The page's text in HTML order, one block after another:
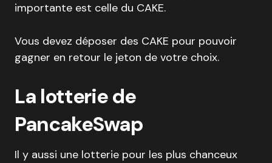
importante est celle du CAKE.
Vous devez déposer des CAKE pour pouvoir
gagner en retour le jeton de votre choix.
La lotterie de
PancakeSwap
Il y aussi une lotterie pour les plus chanceux